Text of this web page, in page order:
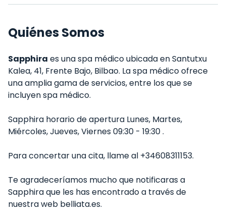
Quiénes Somos
Sapphira es una spa médico ubicada en Santutxu
Kalea, 41, Frente Bajo, Bilbao. La spa médico ofrece
una amplia gama de servicios, entre los que se
incluyen spa médico.
Sapphira horario de apertura Lunes, Martes,
Miércoles, Jueves, Viernes 09:30 - 19:30 .
Para concertar una cita, llame al +34608311153.
Te agradeceríamos mucho que notificaras a
Sapphira que les has encontrado a través de
nuestra web belliata.es.